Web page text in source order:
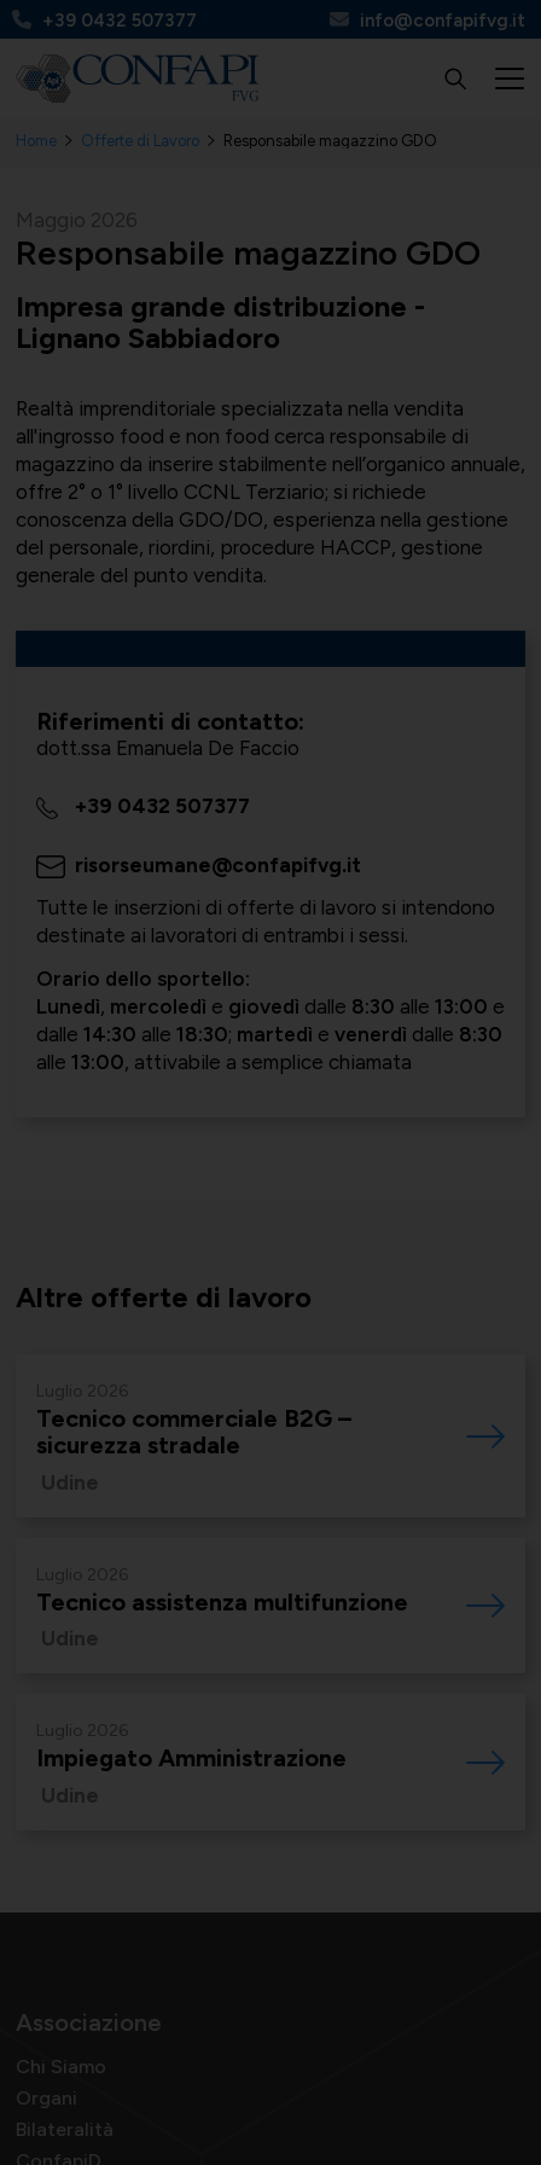
+39 0432 507377 info@confapifvg.it
Home Offerte di Lavoro Responsabile magazzino GDO
Maggio 2026
Responsabile magazzino GDO
Impresa grande distribuzione -
Lignano Sabbiadoro
Realtà imprenditoriale specializzata nella vendita
all'ingrosso food e non food cerca responsabile di
magazzino da inserire stabilmente nell’organico annuale,
offre 2° o 1° livello CCNL Terziario; si richiede
conoscenza della GDO/DO, esperienza nella gestione
del personale, riordini, procedure HACCP, gestione
generale del punto vendita.
Riferimenti di contatto:
dott.ssa Emanuela De Faccio
+39 0432 507377
risorseumane@confapifvg.it
Tutte le inserzioni di offerte di lavoro si intendono
destinate ai lavoratori di entrambi i sessi.
Orario dello sportello:
Lunedì, mercoledì e giovedì dalle 8:30 alle 13:00 e
dalle 14:30 alle 18:30; martedì e venerdì dalle 8:30
alle 13:00, attivabile a semplice chiamata
Altre offerte di lavoro
Luglio 2026
Tecnico commerciale B2G –
sicurezza stradale
Udine
Luglio 2026
Tecnico assistenza multifunzione
Udine
Luglio 2026
Impiegato Amministrazione
Udine
Associazione
Chi Siamo
Organi
Bilateralità
Chi Siamo
Bilateralità
ConfapiD
Gruppo Giovani
Contatti per area di competenza
Certificazioni
Convenzioni
UNIONMECCANICA
UNIONTRASPORTI
ANIEM
UNIONCHIMICA
UNIGEC
UNIONALIMENTARI
Salute, Università e Ricerca
Finanza, contributi e agevolazioni
Contabilità e fisco
Export e commerciale
Appalti e territorio
Formazione finanziata e risorse
umane
Energia e sostenibilità
Supporto tecnico-giuridico
Affari generali
Apinforma